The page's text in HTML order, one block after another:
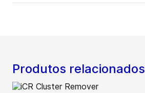
Produtos relacionados